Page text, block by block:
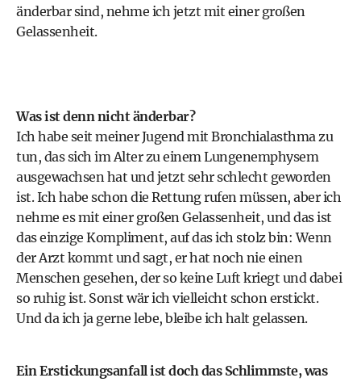
änderbar sind, nehme ich jetzt mit einer großen
Gelassenheit.
Was ist denn nicht änderbar?
Ich habe seit meiner Jugend mit Bronchialasthma zu
tun, das sich im Alter zu einem Lungenemphysem
ausgewachsen hat und jetzt sehr schlecht geworden
ist. Ich habe schon die Rettung rufen müssen, aber ich
nehme es mit einer großen Gelassenheit, und das ist
das einzige Kompliment, auf das ich stolz bin: Wenn
der Arzt kommt und sagt, er hat noch nie einen
Menschen gesehen, der so keine Luft kriegt und dabei
so ruhig ist. Sonst wär ich vielleicht schon erstickt.
Und da ich ja gerne lebe, bleibe ich halt gelassen.
Ein Erstickungsanfall ist doch das Schlimmste, was